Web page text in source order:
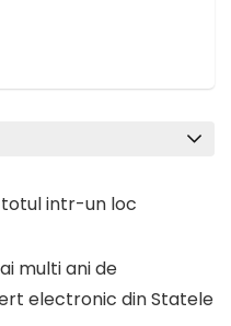
totul intr-un loc
multi ani de
electronic din Statele